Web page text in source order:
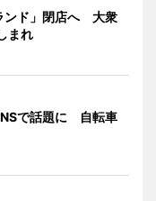
ンド」閉店へ 大衆
まれ
で話題に 自転車